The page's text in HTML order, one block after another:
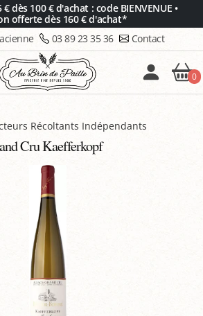
dès 100 € d'achat : code BIENVENUE •
offerte dès 160 € d'achat*
03 89 23 35 36 Contact
0
Récoltants Indépendants
Cru Kaefferkopf
cookies